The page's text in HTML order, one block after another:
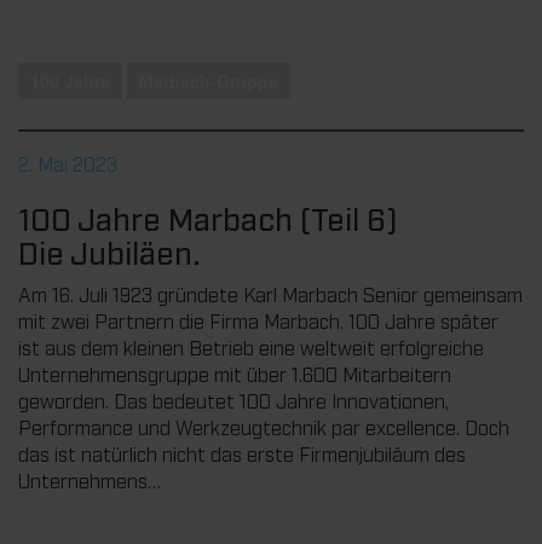
2. Mai 2023
100 Jahre Marbach (Teil 6)
Die Jubiläen.
Am 16. Juli 1923 gründete Karl Marbach Senior gemeinsam
mit zwei Partnern die Firma Marbach. 100 Jahre später
ist aus dem kleinen Betrieb eine weltweit erfolgreiche
Unternehmensgruppe mit über 1.600 Mitarbeitern
geworden. Das bedeutet 100 Jahre Innovationen,
Performance und Werkzeugtechnik par excellence. Doch
das ist natürlich nicht das erste Firmenjubiläum des
Unternehmens…